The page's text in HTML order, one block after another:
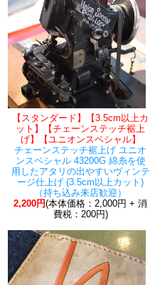
【スタンダード】【3.5cm以上カ
ット】【チェーンステッチ裾上
げ】【ユニオンスペシャル】
チェーンステッチ裾上げ ユニオ
ンスペシャル 43200G 綿糸を使
用したアタリの出やすいヴィンテ
ージ仕上げ (3.5cm以上カット)
（持ち込み来店歓迎）
2,200円(本体価格：2,000円 + 消
費税：200円)